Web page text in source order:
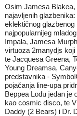
Osim Jamesa Blakea,
najavljenih
eklektičnog
najpopularnijeg
Impala, Jamesa
virtuoza 2manydjs
te Jacquesa Greena,
Young Dreamsa,
predstavnika -
pojačanja line-upa
Beppea Lodu jedan je
kao cosmic disco, te
Daddy (2 Bears) i Dr.